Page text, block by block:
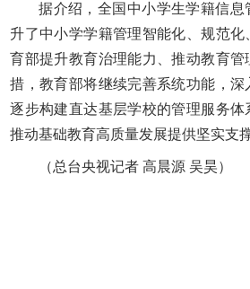
据介绍，全国中小学生学籍信息
升了中小学学籍管理智能化、规范
育部提升教育治理能力、推动教育
措，教育部将继续完善系统功能，深
逐步构建直达基层学校的管理服务体
推动基础教育高质量发展提供坚实支撑
（总台央视记者 高晨源 吴昊）